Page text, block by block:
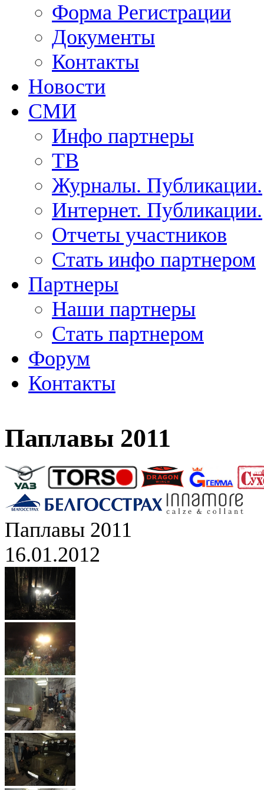
Форма Регистрации
Документы
Контакты
Новости
СМИ
Инфо партнеры
ТВ
Журналы. Публикации.
Интернет. Публикации.
Отчеты участников
Стать инфо партнером
Партнеры
Наши партнеры
Стать партнером
Форум
Контакты
Паплавы 2011
Паплавы 2011
16.01.2012